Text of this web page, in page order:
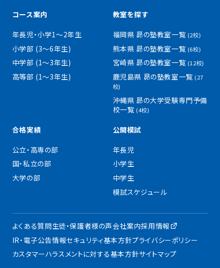
コース案内
年長児・小学1〜2年生
小学部 (3〜6年生)
中学部 (1〜3年生)
高等部 (1〜3年生)
教室を探す
福岡県 昴の塾教室一覧 (2校)
熊本県 昴の塾教室一覧 (6校)
宮崎県 昴の塾教室一覧 (12校)
鹿児島県 昴の塾教室一覧(27
校)
沖縄県 昴の大学受験専門予備
校一覧 (4校)
合格実績
公立・高専の部
国・私立の部
大学の部
公開模試
年長児
小学生
中学生
模試スケジュール
よくある質問生徒・保護者様の声会社案内採用情報
IR・電子公告情報セキュリティ基本方針プライバシーポリシー
カスタマーハラスメントに対する基本方針サイトマップ